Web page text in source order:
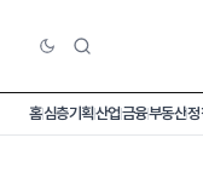
홈심층기획산업금융부동산정